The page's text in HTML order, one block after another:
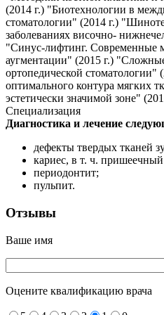
(2014 г.) "Биотехнологии в
стоматологии" (2014 г.)
заболеваниях височно-
"Синус-лифтинг. Современные
аугментации" (2015 г.)
ортопедической стоматологии"
оптимального контура мягких
эстетически значимой зоне"
Специализация
Диагностика и лечение
дефекты твердых тканей
кариес, в т. ч. пришеечный
периодонтит;
пульпит.
Отзывы
Ваше имя
Оцените квалификацию врача